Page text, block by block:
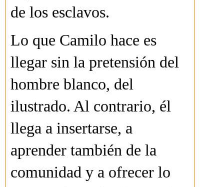
de los esclavos.
Lo que Camilo hace es
llegar sin la pretensión del
hombre blanco, del
ilustrado. Al contrario, él
llega a insertarse, a
aprender también de la
comunidad y a ofrecer lo